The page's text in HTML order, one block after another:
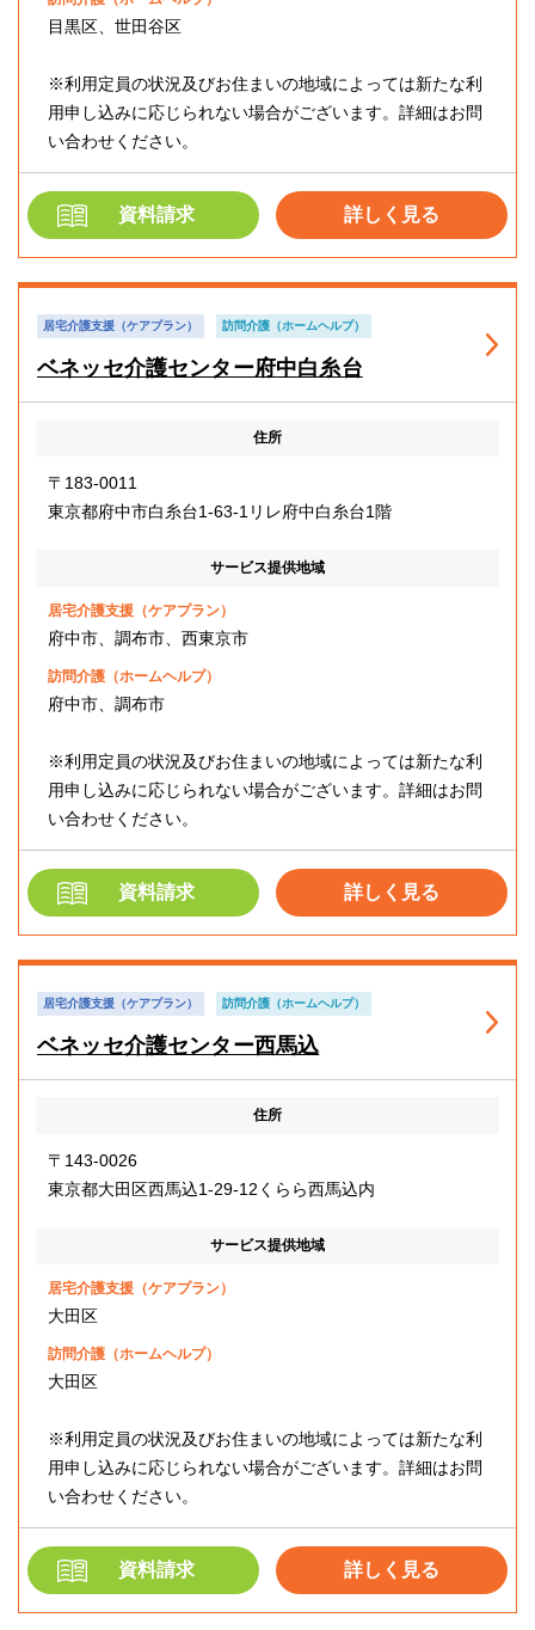
目黒区、世田谷区
※利用定員の状況及びお住まいの地域によっては新たな利
用申し込みに応じられない場合がございます。詳細はお問
い合わせください。
資料請求 詳しく見る
居宅介護支援（ケアプラン） 訪問介護（ホームヘルプ）
ベネッセ介護センター府中白糸台
住所
〒183-0011
東京都府中市白糸台1-63-1リレ府中白糸台1階
サービス提供地域
居宅介護支援（ケアプラン）
府中市、調布市、西東京市
訪問介護（ホームヘルプ）
府中市、調布市
※利用定員の状況及びお住まいの地域によっては新たな利
用申し込みに応じられない場合がございます。詳細はお問
い合わせください。
資料請求 詳しく見る
居宅介護支援（ケアプラン） 訪問介護（ホームヘルプ）
ベネッセ介護センター西馬込
住所
〒143-0026
東京都大田区西馬込1-29-12くらら西馬込内
サービス提供地域
居宅介護支援（ケアプラン）
大田区
訪問介護（ホームヘルプ）
大田区
※利用定員の状況及びお住まいの地域によっては新たな利
用申し込みに応じられない場合がございます。詳細はお問
い合わせください。
資料請求 詳しく見る